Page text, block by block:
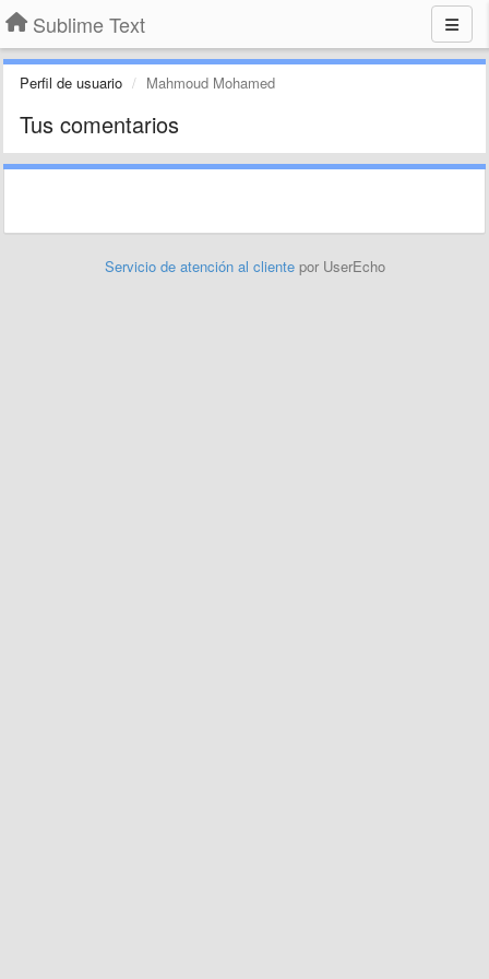
Sublime Text
Perfil de usuario Mahmoud Mohamed
Tus comentarios
Servicio de atención al cliente por UserEcho